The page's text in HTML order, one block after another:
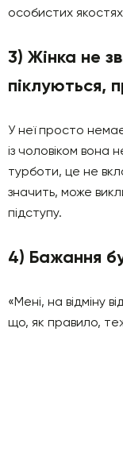
особистих
3) Жінка не
піклуються,
У неї просто
із чоловіком вона
турботи, це не
значить, може
підступу.
4) Бажання
«Мені, на відміну
що, як правило,